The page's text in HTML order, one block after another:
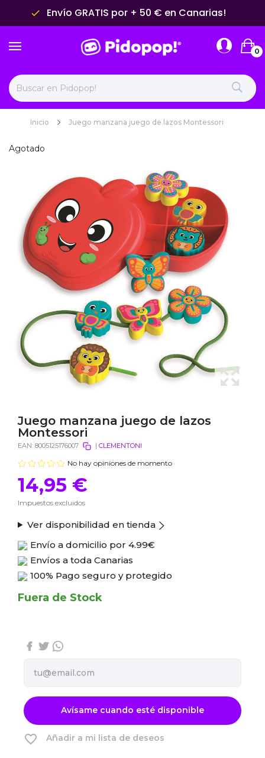
done Envío GRATIS por + 50 € en Canarias!
0
Inicio Juego manzana juego de lazos Montessori
Agotado
Juego manzana juego de lazos
Montessori
EAN: 8005125176007 | CLEMENTONI
No hay opiniones de momento
14,95 €
Impuestos excluidos
Ver disponibilidad en tienda
Envío a domicilio por 4.99€
Envíos a toda Canarias
100% Pago seguro y protegido
Fuera de Stock
Avísame cuando esté disponible
favorite_border Añadir a mi lista de deseos